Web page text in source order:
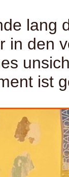
lang
in den
ist